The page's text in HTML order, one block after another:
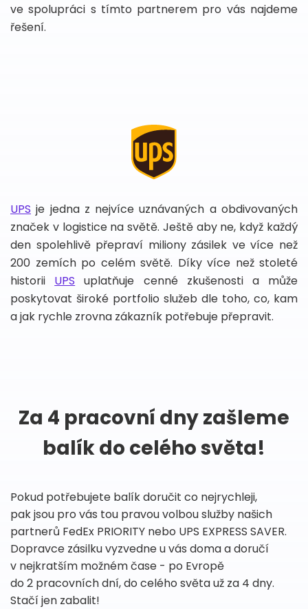
ve spolupráci s tímto partnerem pro vás najdeme
řešení.
UPS je jedna z nejvíce uznávaných a obdivovaných
značek v logistice na světě. Ještě aby ne, když každý
den spolehlivě přepraví miliony zásilek ve více než
200 zemích po celém světě. Díky více než stoleté
historii UPS uplatňuje cenné zkušenosti a může
poskytovat široké portfolio služeb dle toho, co, kam
a jak rychle zrovna zákazník potřebuje přepravit.
Za 4 pracovní dny zašleme
balík do celého světa!
Pokud potřebujete balík doručit co nejrychleji,
pak jsou pro vás tou pravou volbou služby našich
partnerů FedEx PRIORITY nebo UPS EXPRESS SAVER.
Dopravce zásilku vyzvedne u vás doma a doručí
v nejkratším možném čase - po Evropě
do 2 pracovních dní, do celého světa už za 4 dny.
Stačí jen zabalit!